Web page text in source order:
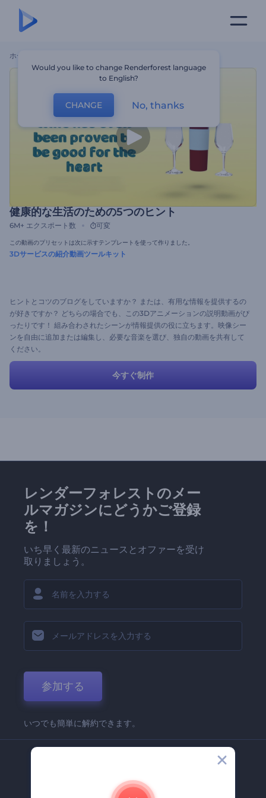
ホーム
健康的な生活のための5つのヒント
6M+ エクスポート数 可変
この動画のプリセットは次に示すテンプレートを使って作りました。
3Dサービスの紹介動画ツールキット
ヒントとコツのブログをしていますか？ または、有用な情報を提供するの
が好きですか？ どちらの場合でも、この3Dアニメーションの説明動画がぴ
ったりです！ 組み合わされたシーンが情報提供の役に立ちます。映像シー
ンを自由に追加または編集し、必要な音楽を選び、独自の動画を共有して
ください。
今すぐ制作
レンダーフォレストのメー
ルマガジンにどうかご登録
を！
いち早く最新のニュースとオファーを受け
取りましょう。
参加する
いつでも簡単に解約できます。
Renderforest 企業情報
Would you like to change Renderforest language
to English?
CHANGE No, thanks